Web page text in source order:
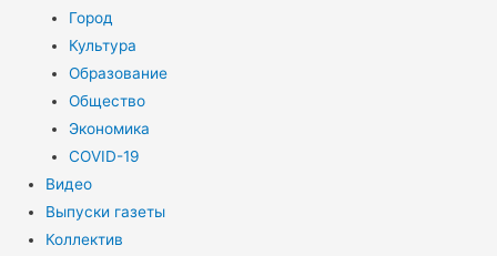
Город
Культура
Образование
Общество
Экономика
COVID-19
Видео
Выпуски газеты
Коллектив